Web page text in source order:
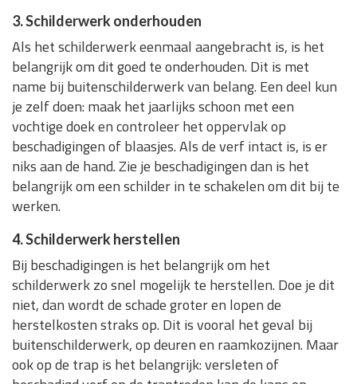
3. Schilderwerk onderhouden
Als het schilderwerk eenmaal aangebracht is, is het
belangrijk om dit goed te onderhouden. Dit is met
name bij buitenschilderwerk van belang. Een deel kun
je zelf doen: maak het jaarlijks schoon met een
vochtige doek en controleer het oppervlak op
beschadigingen of blaasjes. Als de verf intact is, is er
niks aan de hand. Zie je beschadigingen dan is het
belangrijk om een schilder in te schakelen om dit bij te
werken.
4. Schilderwerk herstellen
Bij beschadigingen is het belangrijk om het
schilderwerk zo snel mogelijk te herstellen. Doe je dit
niet, dan wordt de schade groter en lopen de
herstelkosten straks op. Dit is vooral het geval bij
buitenschilderwerk, op deuren en raamkozijnen. Maar
ook op de trap is het belangrijk: versleten of